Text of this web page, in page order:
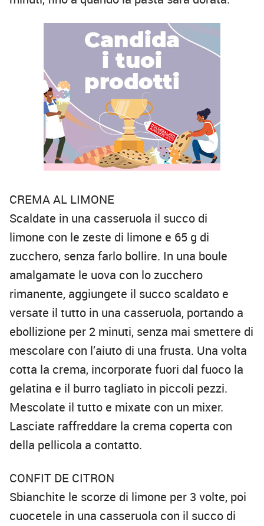
CREMA AL LIMONE
Scaldate in una casseruola il succo di
limone con le zeste di limone e 65 g di
zucchero, senza farlo bollire. In una boule
amalgamate le uova con lo zucchero
rimanente, aggiungete il succo scaldato e
versate il tutto in una casseruola, portando a
ebollizione per 2 minuti, senza mai smettere di
mescolare con l’aiuto di una frusta. Una volta
cotta la crema, incorporate fuori dal fuoco la
gelatina e il burro tagliato in piccoli pezzi.
Mescolate il tutto e mixate con un mixer.
Lasciate raffreddare la crema coperta con
della pellicola a contatto.
CONFIT DE CITRON
Sbianchite le scorze di limone per 3 volte, poi
cuocetele in una casseruola con il succo di